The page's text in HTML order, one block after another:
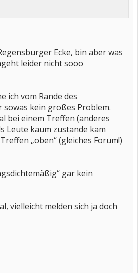
Ecke, bin aber was
leider nicht sooo
ich vom Rande des
sowas kein großes Problem.
bei einem Treffen (anderes
Leute kaum zustande kam
„oben“ (gleiches Forum!)
gar kein
vielleicht melden sich ja doch